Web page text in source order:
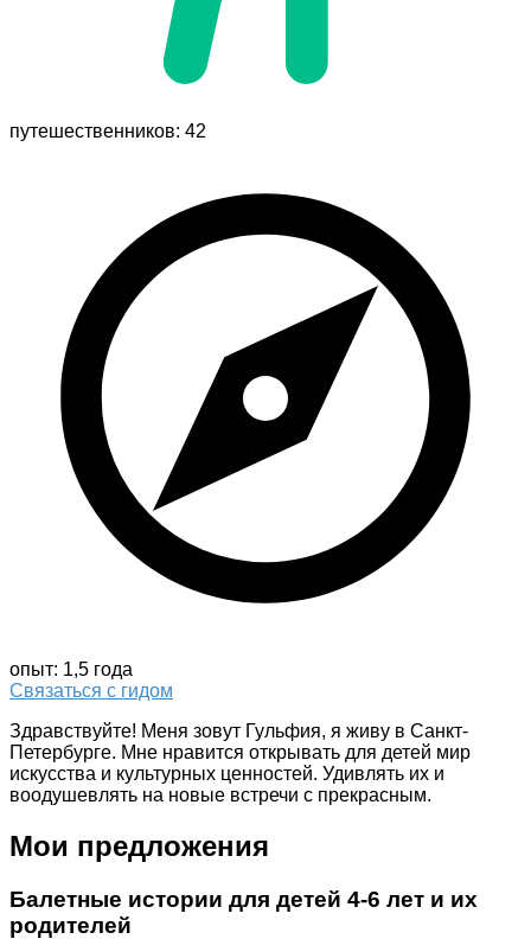
путешественников: 42
опыт: 1,5 года
Связаться с гидом
Здравствуйте! Меня зовут Гульфия, я живу в Санкт-
Петербурге. Мне нравится открывать для детей мир
искусства и культурных ценностей. Удивлять их и
воодушевлять на новые встречи с прекрасным.
Мои предложения
Балетные истории для детей 4-6 лет и их
родителей